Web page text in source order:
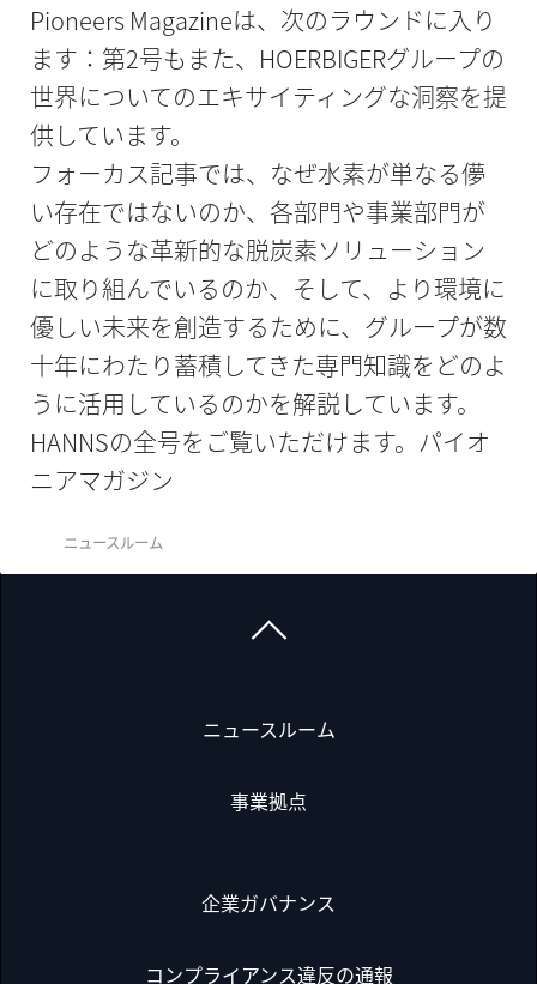
Pioneers Magazineは、次のラウンドに入り
ます：第2号もまた、HOERBIGERグループの
世界についてのエキサイティングな洞察を提
供しています。
フォーカス記事では、なぜ水素が単なる儚
い存在ではないのか、各部門や事業部門が
どのような革新的な脱炭素ソリューション
に取り組んでいるのか、そして、より環境に
優しい未来を創造するために、グループが数
十年にわたり蓄積してきた専門知識をどのよ
うに活用しているのかを解説しています。
HANNSの全号をご覧いただけます。パイオ
ニアマガジン
ニュースルーム
ニュースルーム
事業拠点
企業ガバナンス
コンプライアンス違反の通報